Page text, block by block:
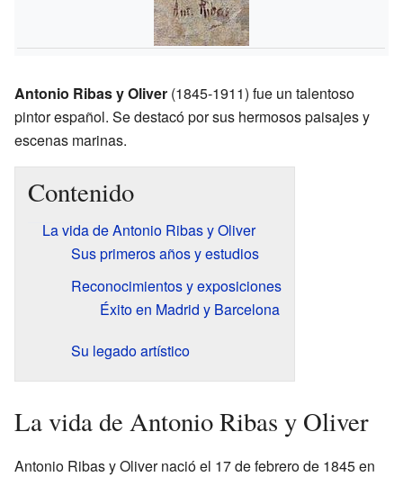
Antonio Ribas y Oliver (1845-1911) fue un talentoso
pintor español. Se destacó por sus hermosos paisajes y
escenas marinas.
Contenido
La vida de Antonio Ribas y Oliver
Sus primeros años y estudios
Reconocimientos y exposiciones
Éxito en Madrid y Barcelona
Su legado artístico
La vida de Antonio Ribas y Oliver
Antonio Ribas y Oliver nació el 17 de febrero de 1845 en